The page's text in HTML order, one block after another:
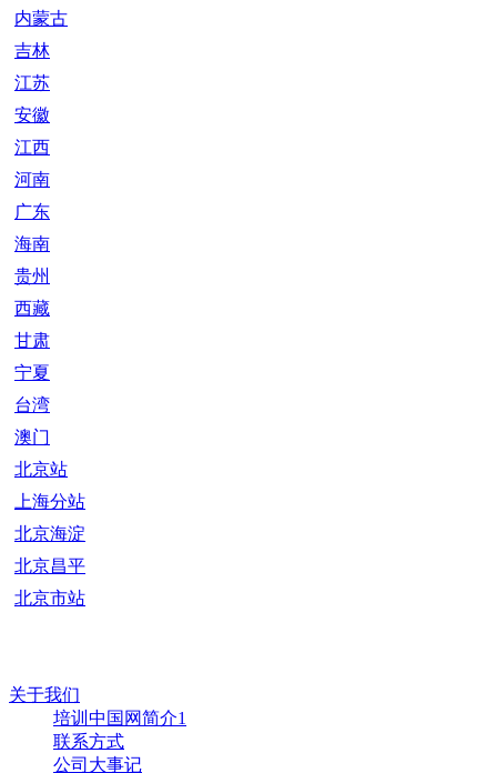
内蒙古
吉林
江苏
安徽
江西
河南
广东
海南
贵州
西藏
甘肃
宁夏
台湾
澳门
北京站
上海分站
北京海淀
北京昌平
北京市站
关于我们
培训中国网简介1
联系方式
公司大事记